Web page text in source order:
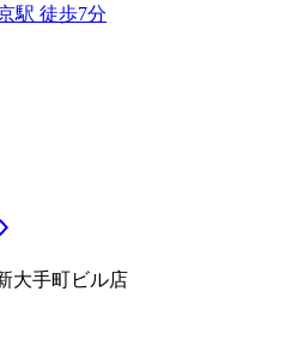
駅 徒歩7分
大手町ビル店